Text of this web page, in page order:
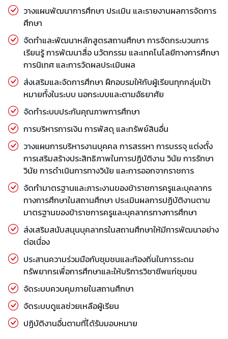
วางแผนพัฒนาการศึกษา ประเมิน และรายงานผลการจัดการ
ศึกษา
จัดทำและพัฒนาหลักสูตรสถานศึกษา การจัดกระบวนการ
เรียนรู้ การพัฒนาสื่อ นวัตกรรม และเทคโนโลยีทางการศึกษา
การนิเทศ และการวัดผลประเมินผล
ส่งเสริมและจัดการศึกษา ฝึกอบรมให้กับผู้เรียนทุกกลุ่มเป้า
หมายทั้งในระบบ นอกระบบและตามอัธยาศัย
จัดทำระบบประกันคุณภาพการศึกษา
การบริหารการเงิน การพัสดุ และทรัพย์สินอื่น
วางแผนการบริหารงานบุคคล การสรรหา การบรรจุ แต่งตั้ง
การเสริมสร้างประสิทธิภาพในการปฏิบัติงาน วินัย การรักษา
วินัย การดำเนินการทางวินัย และการออกจากราชการ
จัดทำมาตรฐานและภาระงานของข้าราชการครูและบุคลากร
ทางการศึกษาในสถานศึกษา ประเมินผลการปฏิบัติงานตาม
มาตรฐานของข้าราชการครูและบุคลากรทางการศึกษา
ส่งเสริมสนับสนุนบุคลากรในสถานศึกษาให้มีการพัฒนาอย่าง
ต่อเนื่อง
ประสานความร่วมมือกับชุมชนและท้องถิ่นในการระดม
ทรัพยากรเพื่อการศึกษาและให้บริการวิชาชีพแก่ชุมชน
จัดระบบควบคุมภายในสถานศึกษา
จัดระบบดูแลช่วยเหลือผู้เรียน
ปฏิบัติงานอื่นตามที่ได้รับมอบหมาย